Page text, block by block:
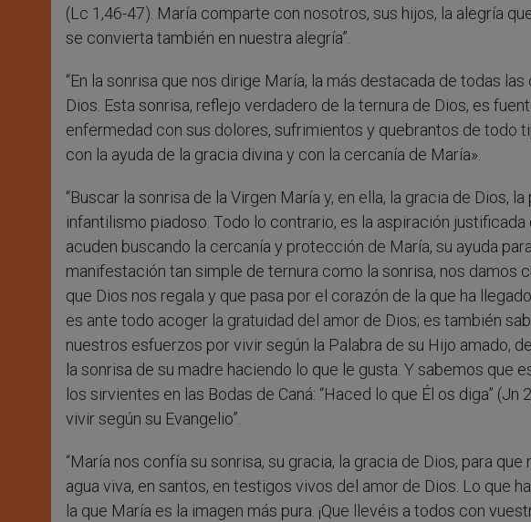
(Lc 1,46-47). María comparte con nosotros, sus hijos, la alegría
se convierta también en nuestra alegría”.
“En la sonrisa que nos dirige María, la más destacada de todas
Dios. Esta sonrisa, reflejo verdadero de la ternura de Dios, es
enfermedad con sus dolores, sufrimientos y quebrantos de todo
con la ayuda de la gracia divina y con la cercanía de María».
“Buscar la sonrisa de la Virgen María y, en ella, la gracia de Dios,
infantilismo piadoso. Todo lo contrario, es la aspiración
acuden buscando la cercanía y protección de María, su ayuda
manifestación tan simple de ternura como la sonrisa, nos damos
que Dios nos regala y que pasa por el corazón de la que ha
es ante todo acoger la gratuidad del amor de Dios; es también
nuestros esfuerzos por vivir según la Palabra de su Hijo amado,
la sonrisa de su madre haciendo lo que le gusta. Y sabemos que
los sirvientes en las Bodas de Caná: “Haced lo que Él os diga”
vivir según su Evangelio”.
“María nos confía su sonrisa, su gracia, la gracia de Dios, para
agua viva, en santos, en testigos vivos del amor de Dios. Lo que
la que María es la imagen más pura. ¡Que llevéis a todos con